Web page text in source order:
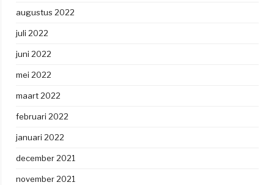
augustus 2022
juli 2022
juni 2022
mei 2022
maart 2022
februari 2022
januari 2022
december 2021
november 2021